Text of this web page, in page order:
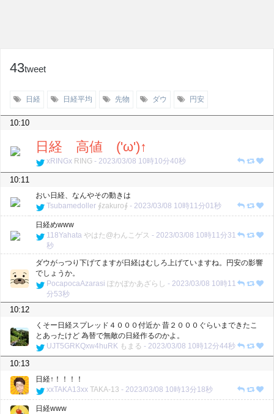
43tweet
日経 日経平均 先物 ダウ 円安
10:10
日経 高値 ('ω')↑
xRINGx RING - 2023/03/08 10時10分40秒
10:11
おい日経、なんやその動きは
Tsubamedoller ∮zakuro∮ - 2023/03/08 10時11分01秒
日経めwww
118Yahata やはた@わんこゲス - 2023/03/08 10時11分31
秒
ダウがっつり下げてますが日経はむしろ上げていますね。円安の影響
でしょうか。
PocapocaAzarasi ぽかぽかあざらし - 2023/03/08 10時11
分53秒
10:12
くそー日経スプレッド４０００付近か 昔２０００ぐらいまできたこ
とあったけど 為替で無敵の日経作るのかよ。
UJT5GRKQxw4huRK もまる - 2023/03/08 10時12分44秒
10:13
日経↑！！！！
xxTAKA13xx TAKA-13 - 2023/03/08 10時13分18秒
日経www